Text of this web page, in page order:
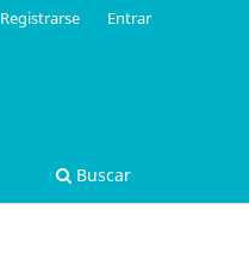
Buscar
Registrarse Entrar